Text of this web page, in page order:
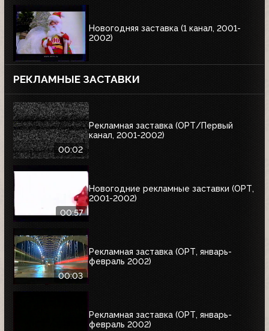
Новогодняя заставка (1 канал, 2001-
2002)
РЕКЛАМНЫЕ ЗАСТАВКИ
00:02
Рекламная заставка (ОРТ/Первый
канал, 2001-2002)
00:57
Новогодние рекламные заставки (ОРТ,
2001-2002)
00:03
Рекламная заставка (ОРТ, январь-
февраль 2002)
Рекламная заставка (ОРТ, январь-
февраль 2002)